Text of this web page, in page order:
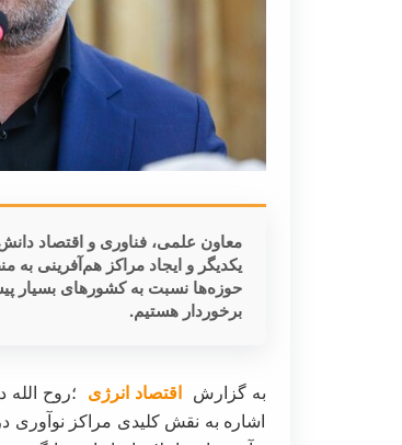
معاون علمی، فناوری و اقتصاد
یکدیگر و ایجاد مراکز هم‌آفرینی
حوزه‌ها نسبت به کشورهای بسیار
برخوردار هستیم.
به گزارشاقتصاد انرژی ؛روح
اشاره به نقش کلیدی مراکز نوآوری